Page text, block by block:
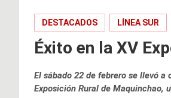
DESTACADOS LÍNEA SUR
Éxito en la XV
El sábado 22 de febrero se llevó
Exposición Rural de Maquinchao,